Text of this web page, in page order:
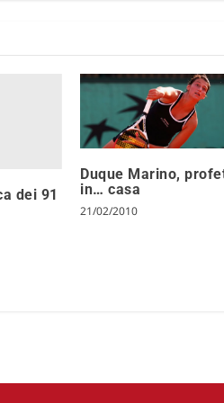
dei 91
Duque Marino,
in… casa
21/02/2010